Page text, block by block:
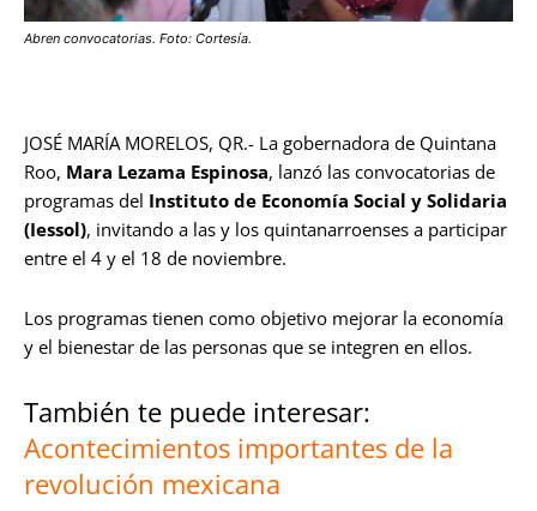
Abren convocatorias. Foto: Cortesía.
JOSÉ MARÍA MORELOS, QR.- La gobernadora de Quintana
Roo, Mara Lezama Espinosa, lanzó las convocatorias de
programas del Instituto de Economía Social y Solidaria
(Iessol), invitando a las y los quintanarroenses a participar
entre el 4 y el 18 de noviembre.
Los programas tienen como objetivo mejorar la economía
y el bienestar de las personas que se integren en ellos.
También te puede interesar:
Acontecimientos importantes de la
revolución mexicana